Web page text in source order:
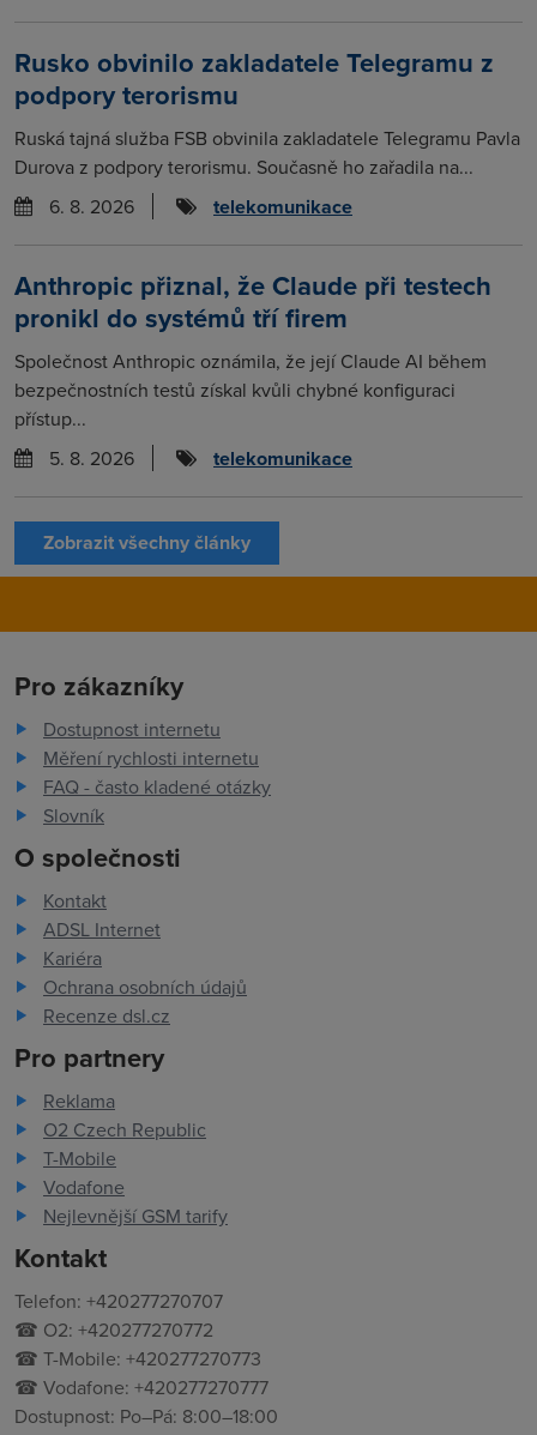
Rusko obvinilo zakladatele Telegramu z
podpory terorismu
Ruská tajná služba FSB obvinila zakladatele Telegramu Pavla
Durova z podpory terorismu. Současně ho zařadila na...
6. 8. 2026
telekomunikace
Anthropic přiznal, že Claude při testech
pronikl do systémů tří firem
Společnost Anthropic oznámila, že její Claude AI během
bezpečnostních testů získal kvůli chybné konfiguraci
přístup...
5. 8. 2026
telekomunikace
Zobrazit všechny články
Pro zákazníky
Dostupnost internetu
Měření rychlosti internetu
FAQ - často kladené otázky
Slovník
O společnosti
Kontakt
ADSL Internet
Kariéra
Ochrana osobních údajů
Recenze dsl.cz
Pro partnery
Reklama
O2 Czech Republic
T-Mobile
Vodafone
Nejlevnější GSM tarify
Kontakt
Telefon: +420277270707
☎ O2: +420277270772
☎ T-Mobile: +420277270773
☎ Vodafone: +420277270777
Dostupnost: Po–Pá: 8:00–18:00